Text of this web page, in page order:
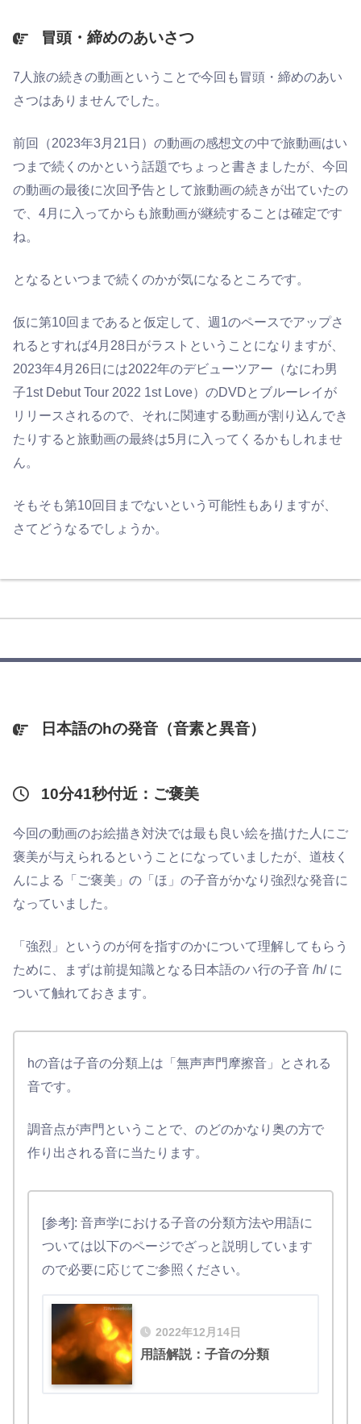
冒頭・締めのあいさつ
7人旅の続きの動画ということで今回も冒頭・締めのあい
さつはありませんでした。
前回（2023年3月21日）の動画の感想文の中で旅動画はい
つまで続くのかという話題でちょっと書きましたが、今回
の動画の最後に次回予告として旅動画の続きが出ていたの
で、4月に入ってからも旅動画が継続することは確定です
ね。
となるといつまで続くのかが気になるところです。
仮に第10回まであると仮定して、週1のペースでアップさ
れるとすれば4月28日がラストということになりますが、
2023年4月26日には2022年のデビューツアー（なにわ男
子1st Debut Tour 2022 1st Love）のDVDとブルーレイが
リリースされるので、それに関連する動画が割り込んでき
たりすると旅動画の最終は5月に入ってくるかもしれませ
ん。
そもそも第10回目までないという可能性もありますが、
さてどうなるでしょうか。
日本語のhの発音（音素と異音）
10分41秒付近：ご褒美
今回の動画のお絵描き対決では最も良い絵を描けた人にご
褒美が与えられるということになっていましたが、道枝く
んによる「ご褒美」の「ほ」の子音がかなり強烈な発音に
なっていました。
「強烈」というのが何を指すのかについて理解してもらう
ために、まずは前提知識となる日本語のハ行の子音 /h/ に
ついて触れておきます。
hの音は子音の分類上は「無声声門摩擦音」とされる
音です。
調音点が声門ということで、のどのかなり奥の方で
作り出される音に当たります。
[参考]: 音声学における子音の分類方法や用語に
ついては以下のページでざっと説明しています
ので必要に応じてご参照ください。
2022年12月14日
用語解説：子音の分類